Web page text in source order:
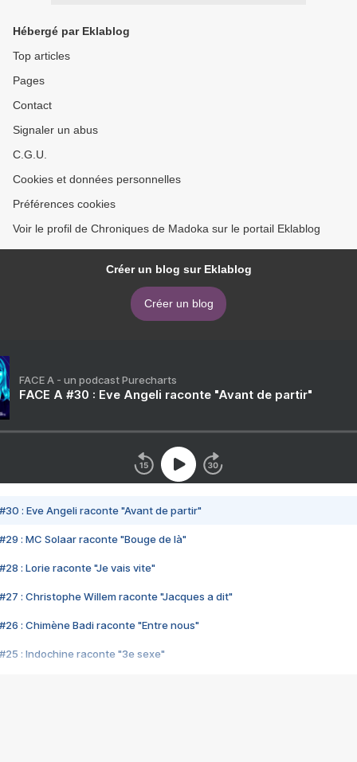
Hébergé par Eklablog
Top articles
Pages
Contact
Signaler un abus
C.G.U.
Cookies et données personnelles
Préférences cookies
Voir le profil de Chroniques de Madoka sur le portail Eklablog
Créer un blog sur Eklablog
Créer un blog
FACE A - un podcast Purecharts
FACE A #30 : Eve Angeli raconte "Avant de partir"
#30 : Eve Angeli raconte "Avant de partir"
#29 : MC Solaar raconte "Bouge de là"
#28 : Lorie raconte "Je vais vite"
#27 : Christophe Willem raconte "Jacques a dit"
#26 : Chimène Badi raconte "Entre nous"
#25 : Indochine raconte "3e sexe"